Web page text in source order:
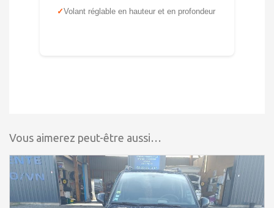
Volant réglable en hauteur et en profondeur
Vous aimerez peut-être aussi…